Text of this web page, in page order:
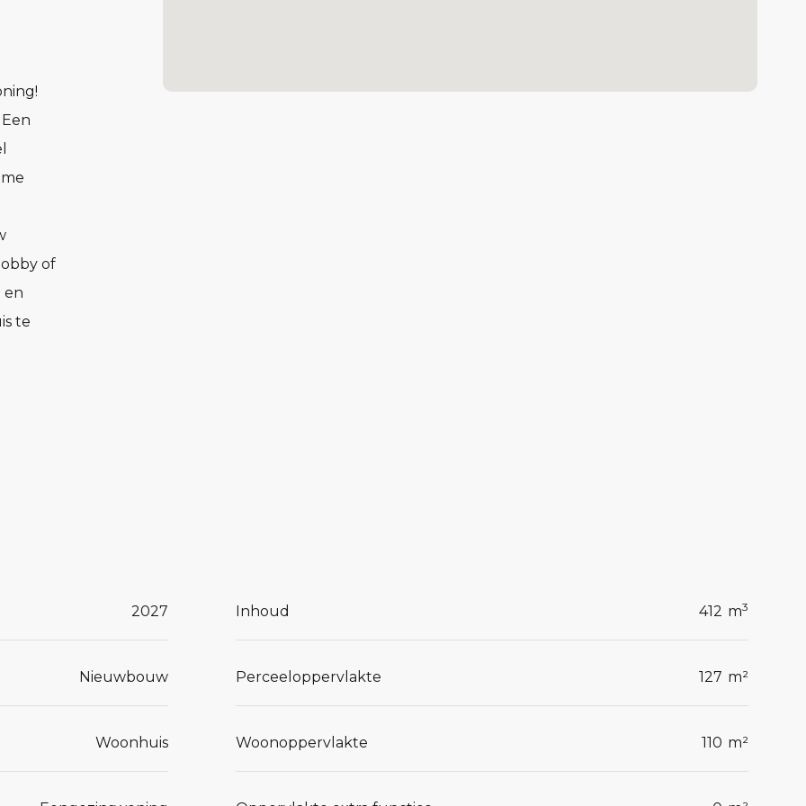
of
en
te
2027 Inhoud 412 m3
Nieuwbouw Perceeloppervlakte 127 m²
Woonhuis Woonoppervlakte 110 m²